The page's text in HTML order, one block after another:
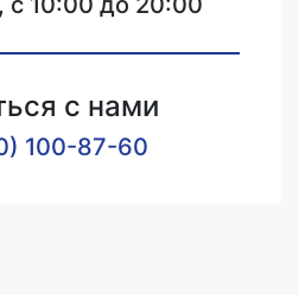
с нами
100-87-60